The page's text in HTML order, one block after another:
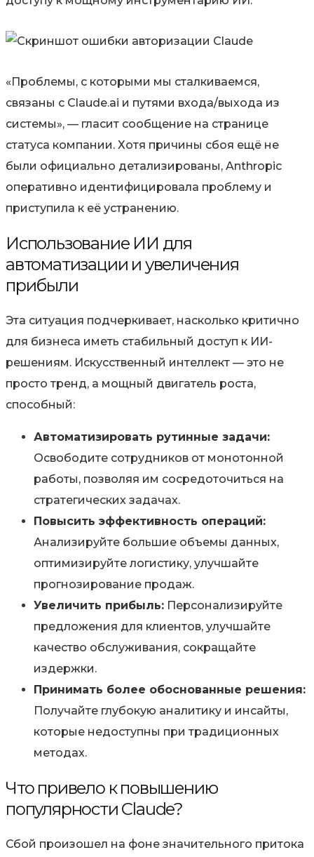
«Проблемы, с которыми мы сталкиваемся,
связаны с Claude.ai и путями входа/выхода из
системы», — гласит сообщение на странице
статуса компании. Хотя причины сбоя ещё не
были официально детализированы, Anthropic
оперативно идентифицировала проблему и
приступила к её устранению.
Использование ИИ для
автоматизации и увеличения
прибыли
Эта ситуация подчеркивает, насколько критично
для бизнеса иметь стабильный доступ к ИИ-
решениям. Искусственный интеллект — это не
просто тренд, а мощный двигатель роста,
способный:
Автоматизировать рутинные задачи:
Освободите сотрудников от монотонной
работы, позволяя им сосредоточиться на
стратегических задачах.
Повысить эффективность операций:
Анализируйте большие объемы данных,
оптимизируйте логистику, улучшайте
прогнозирование продаж.
Увеличить прибыль: Персонализируйте
предложения для клиентов, улучшайте
качество обслуживания, сокращайте
издержки.
Принимать более обоснованные решения:
Получайте глубокую аналитику и инсайты,
которые недоступны при традиционных
методах.
Что привело к повышению
популярности Claude?
Сбой произошел на фоне значительного притока